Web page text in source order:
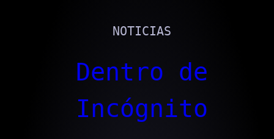
NOTICIAS
Dentro de
Incógnito